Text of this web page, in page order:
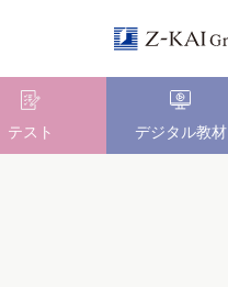
テスト デジタル教材